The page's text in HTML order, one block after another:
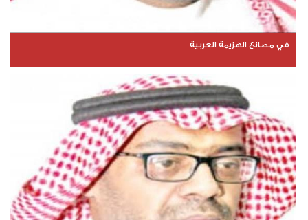
في مصانع الهزيمة العربية